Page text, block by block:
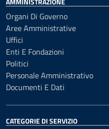
Organi Di Governo
Aree Amministrative
Uffici
Enti E Fondazioni
Politici
Personale Amministrativo
Documenti E Dati
CATEGORIE DI SERVIZIO